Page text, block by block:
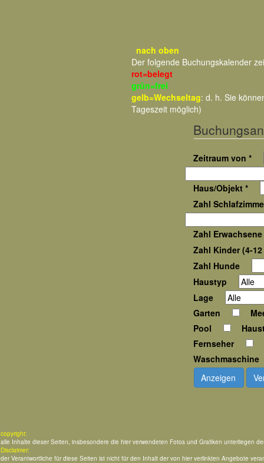
nach oben
Der folgende Buchungskalender
rot=belegt
grün=frei
gelb=Wechseltag: d. h. Sie
Tageszeit möglich)
Zeitraum von *
Haus/Objekt *
Zahl
Zahl Erwachsene
Zahl Kinder (4-
Zahl Hunde
Haustyp
Lage
Garten
Pool
Fernseher
Waschmaschine
Anzeigen
copyright:
alle Inhalte dieser Seiten, insbesondere die hier verwendeten Fotos und Grafiken unterliegen
Disclaimer:
der Verantwortliche für diese Seiten ist nicht für den Inhalt der von hier verlinkten Angebote